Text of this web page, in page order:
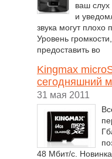
ваш слух
и
звука могут
Уровень
предоставить во
Kingmax
сегодняшний
31 мая 2011
48 Мбит/с. Новинка